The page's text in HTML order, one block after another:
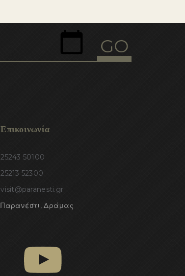
Επικοινωνία
25243 50100
25213 52300
visit@paranesti.gr
Παρανέστι, Δράμας